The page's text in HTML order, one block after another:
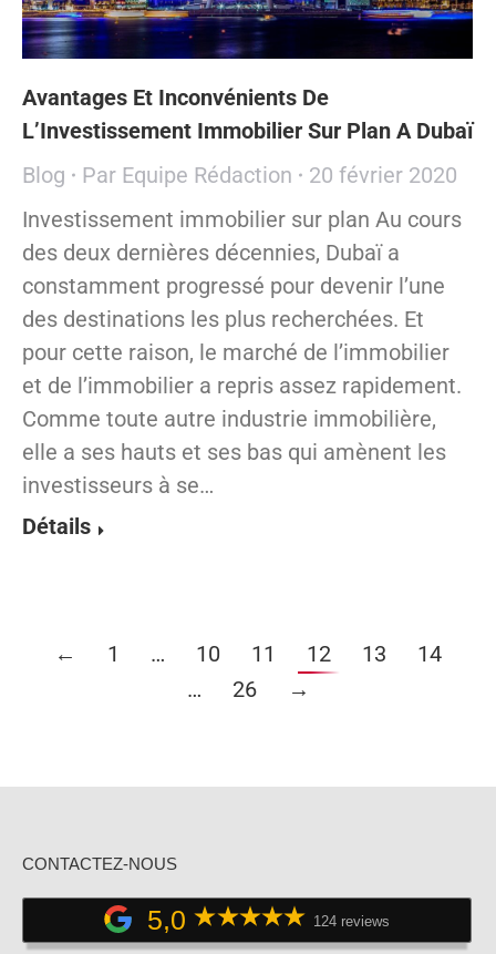
Avantages Et Inconvénients De
L’Investissement Immobilier Sur Plan A Dubaï
Blog
Par Equipe Rédaction
20 février 2020
Investissement immobilier sur plan Au cours
des deux dernières décennies, Dubaï a
constamment progressé pour devenir l’une
des destinations les plus recherchées. Et
pour cette raison, le marché de l’immobilier
et de l’immobilier a repris assez rapidement.
Comme toute autre industrie immobilière,
elle a ses hauts et ses bas qui amènent les
investisseurs à se…
Détails
← 1 … 10 11 12 13
14
…
26 →
CONTACTEZ-NOUS
5,0 124 reviews